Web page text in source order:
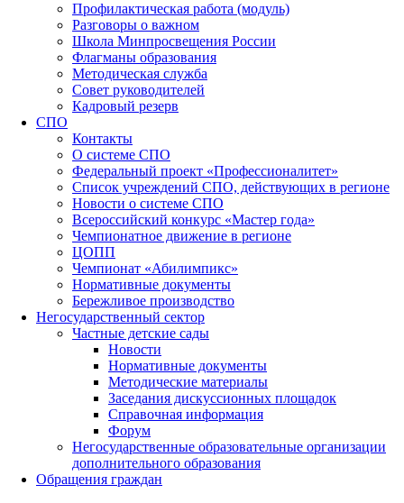
Профилактическая работа (модуль)
Разговоры о важном
Школа Минпросвещения России
Флагманы образования
Методическая служба
Совет руководителей
Кадровый резерв
СПО
Контакты
О системе СПО
Федеральный проект «Профессионалитет»
Список учреждений СПО, действующих в регионе
Новости о системе СПО
Всероссийский конкурс «Мастер года»
Чемпионатное движение в регионе
ЦОПП
Чемпионат «Абилимпикс»
Нормативные документы
Бережливое производство
Негосударственный сектор
Частные детские сады
Новости
Нормативные документы
Методические материалы
Заседания дискуссионных площадок
Справочная информация
Форум
Негосударственные образовательные организации
дополнительного образования
Обращения граждан